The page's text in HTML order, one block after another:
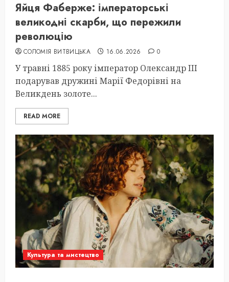
Яйця Фаберже: імператорські
великодні скарби, що пережили
революцію
СОЛОМІЯ ВИТВИЦЬКА 16.06.2026 0
У травні 1885 року імператор Олександр III
подарував дружині Марії Федорівні на
Великдень золоте...
READ MORE
Культура та мистецтво